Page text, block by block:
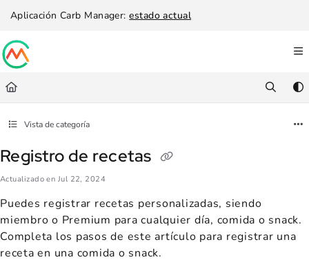
Documentation Index
Use this file to discover all available pages before exploring further.
Aplicación Carb Manager:estado actual
Vista de categoría
Registro de recetas
Actualizado en Jul 22, 2024
Puedes registrar recetas personalizadas, siendo
miembro o Premium para cualquier día, comida o snack.
Completa los pasos de este artículo para registrar una
receta en una comida o snack.